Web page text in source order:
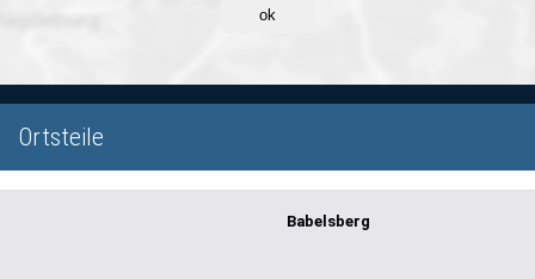
ok
Ortsteile
Babelsberg